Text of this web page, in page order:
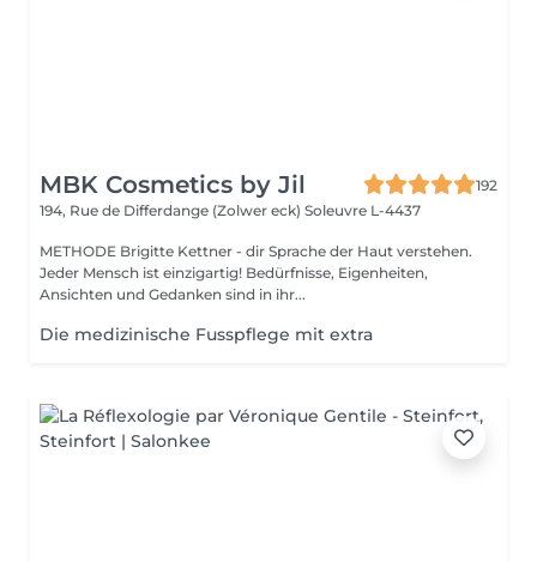
MBK Cosmetics by Jil
192
194, Rue de Differdange (Zolwer eck) Soleuvre L-4437
METHODE Brigitte Kettner - dir Sprache der Haut verstehen.
Jeder Mensch ist einzigartig! Bedürfnisse, Eigenheiten,
Ansichten und Gedanken sind in ihr...
Die medizinische Fusspflege mit extra